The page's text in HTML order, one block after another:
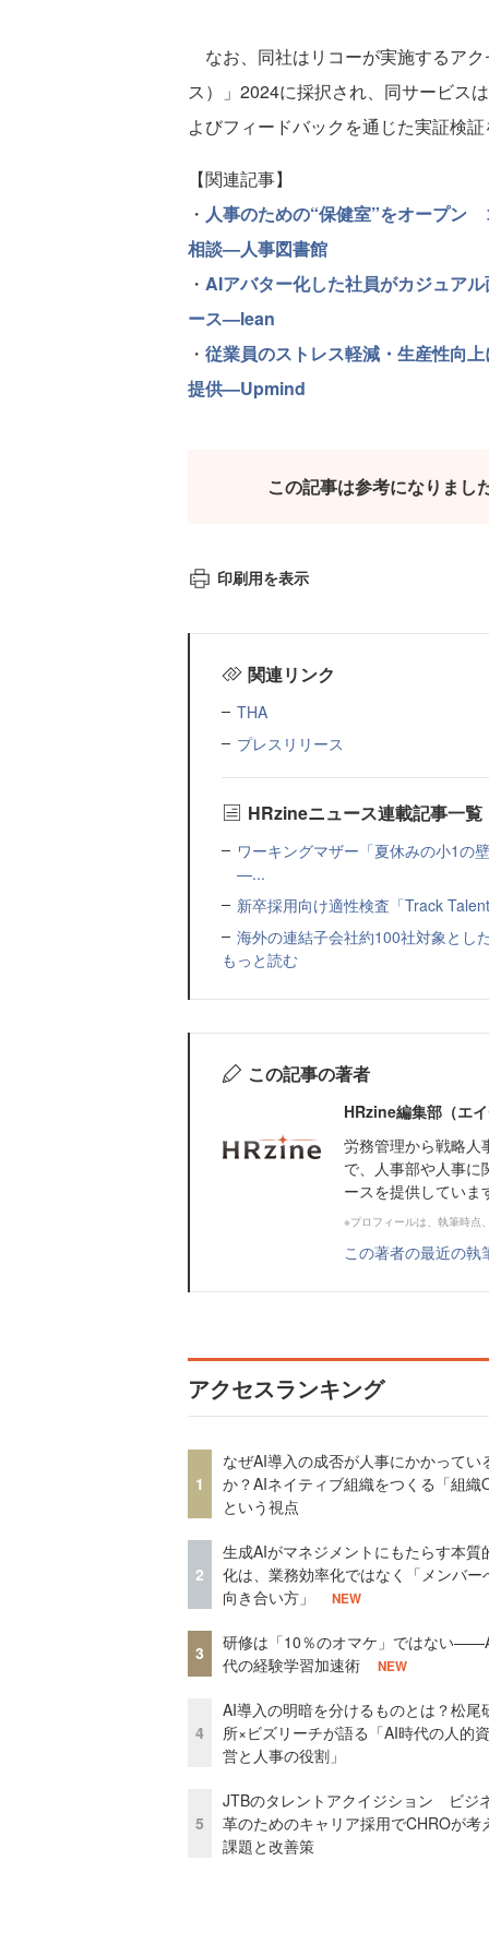
なお、同社はリコーが実施するア
ス）」2024に採択され、同サービス
よびフィードバックを通じた実証検
【関連記事】
・ 人事のための“保健室”をオープン
相談—人事図書館
・ AIアバター化した社員がカジュア
ース—lean
・ 従業員のストレス軽減・生産性向
提供—Upmind
この記事は参考になりまし
印刷用を表示
関連リンク
THA
プレスリリース
HRzineニュース連載記事一覧
ワーキングマザー「夏休みの小1の
—...
新卒採用向け適性検査「Track
海外の連結子会社約100社対象とし
もっと読む
この記事の著者
HRzine編集部（エ
労務管理から戦略人
で、人事部や人事に
ースを提供していま
※プロフィールは、執筆時点
この著者の最近の執
アクセスランキング
1
なぜAI導入の成否が人事にかかってい
か？AIネイティブ組織をつくる「組織
という視点
2
生成AIがマネジメントにもたらす本質
化は、業務効率化ではなく「メンバー
向き合い方」
NEW
3
研修は「10％のオマケ」ではない
代の経験学習加速術
NEW
4
AI導入の明暗を分けるものとは？松尾
所×ビズリーチが語る「AI時代の人的
営と人事の役割」
5
JTBのタレントアクイジション ビジ
革のためのキャリア採用でCHROが考
課題と改善策